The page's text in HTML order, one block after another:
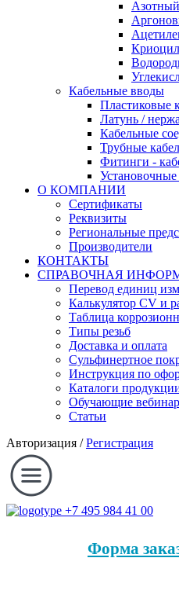
Азотный
Кабельные вводы
Пластиковые
Латунь /
Кабельные
Трубные
Фитинги -
Установочные
О КОМПАНИИ
Сертификаты
Реквизиты
Региональные
Производители
КОНТАКТЫ
СПРАВОЧНАЯ
Перевод единиц
Калькулятор CV и
Таблица
Типы резьб
Доставка и оплата
Сульфинертное
Инструкция по
Каталоги
Обучающие
Статьи
Авторизация /Регистрация
+7 495 984 41 00
Форма